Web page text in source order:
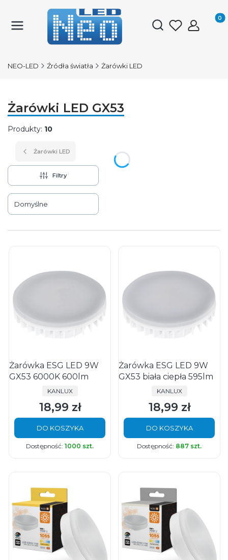
Otwórz
NEO-LED Źródła światła Żarówki LED
Żarówki LED GX53
Produkty: 10
Żarówki LED
Filtry
Lista produktów
Domyślne
Żarówka ESG LED 9W
GX53 6000K 600lm
PRODUCENT
KANLUX
Cena
18,99 zł
DO KOSZYKA
Dostępność: 1000 szt.
Żarówka ESG LED 9W
GX53 biała ciepła 595lm
PRODUCENT
KANLUX
Cena
18,99 zł
DO KOSZYKA
Dostępność: 887 szt.